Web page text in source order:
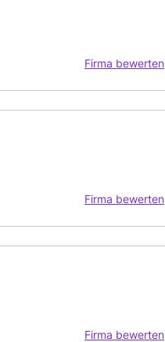
Firma bewerten
Firma bewerten
Firma bewerten